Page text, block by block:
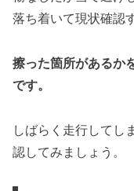
落ち着いて現状確認
擦った箇所があるか
です。
しばらく走行してし
認してみましょう。